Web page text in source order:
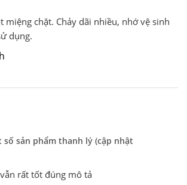
miệng chặt. Chảy dãi nhiều, nhớ vệ sinh
dụng.
số sản phẩm thanh lý (cập nhật
rất tốt đúng mô tả